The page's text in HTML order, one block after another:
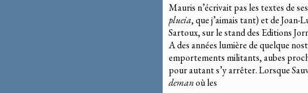
Mauris n’écrivait pas les textes de
plueia, que j’aimais tant) et de Joan-
Sartoux, sur le stand des Editions
A des années lumière de quelque
emportements militants, aubes
pour autant s’y arrêter. Lorsque
demanoù les